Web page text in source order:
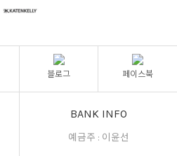
블로그 페이스북
BANK INFO
예금주 : 이윤선